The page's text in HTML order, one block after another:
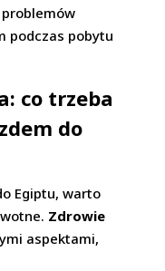
podczas pobytu
co trzeba
do
Egiptu, warto
Zdrowie
aspektami,